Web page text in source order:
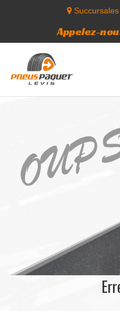
Succursales
Appelez-